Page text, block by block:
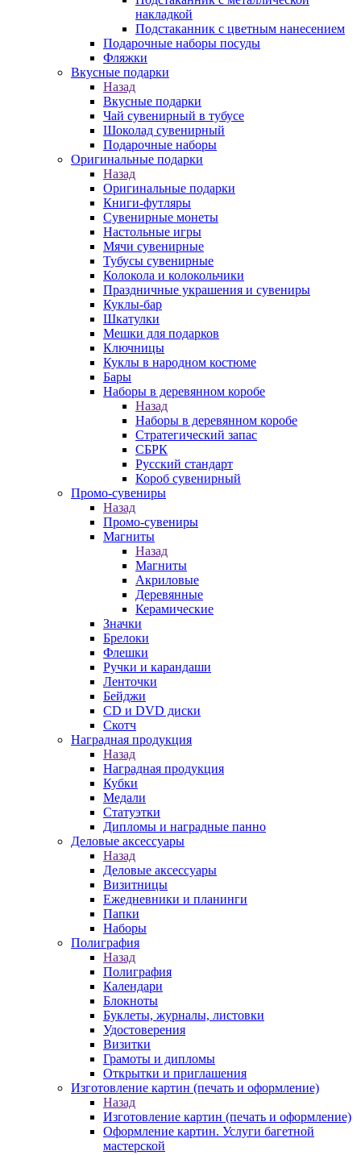
накладкой
Подстаканник с цветным нанесением
Подарочные наборы посуды
Фляжки
Вкусные подарки
Назад
Вкусные подарки
Чай сувенирный в тубусе
Шоколад сувенирный
Подарочные наборы
Оригинальные подарки
Назад
Оригинальные подарки
Книги-футляры
Сувенирные монеты
Настольные игры
Мячи сувенирные
Тубусы сувенирные
Колокола и колокольчики
Праздничные украшения и сувениры
Куклы-бар
Шкатулки
Мешки для подарков
Ключницы
Куклы в народном костюме
Бары
Наборы в деревянном коробе
Назад
Наборы в деревянном коробе
Стратегический запас
СБРК
Русский стандарт
Короб сувенирный
Промо-сувениры
Назад
Промо-сувениры
Магниты
Назад
Магниты
Акриловые
Деревянные
Керамические
Значки
Брелоки
Флешки
Ручки и карандаши
Ленточки
Бейджи
CD и DVD диски
Скотч
Наградная продукция
Назад
Наградная продукция
Кубки
Медали
Статуэтки
Дипломы и наградные панно
Деловые аксессуары
Назад
Деловые аксессуары
Визитницы
Ежедневники и планинги
Папки
Наборы
Полиграфия
Назад
Полиграфия
Календари
Блокноты
Буклеты, журналы, листовки
Удостоверения
Визитки
Грамоты и дипломы
Открытки и приглашения
Изготовление картин (печать и оформление)
Назад
Изготовление картин (печать и оформление)
Оформление картин. Услуги багетной
мастерской